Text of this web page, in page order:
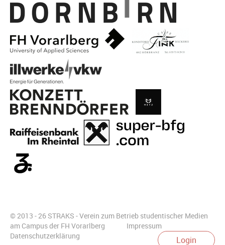
© 2013 - 26 STRAKS - Verein zum Betrieb studentischer Medien
am Campus der FH Vorarlberg
Impressum
Datenschutzerklärung
Login